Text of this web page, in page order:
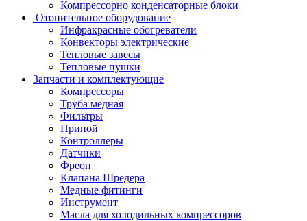
Компрессорно конденсаторные блоки
Отопительное оборудование
Инфракрасные обогреватели
Конвекторы электрические
Тепловые завесы
Тепловые пушки
Запчасти и комплектующие
Компрессоры
Труба медная
Фильтры
Припой
Контроллеры
Датчики
Фреон
Клапана Шредера
Медные фитинги
Инструмент
Масла для холодильных компрессоров